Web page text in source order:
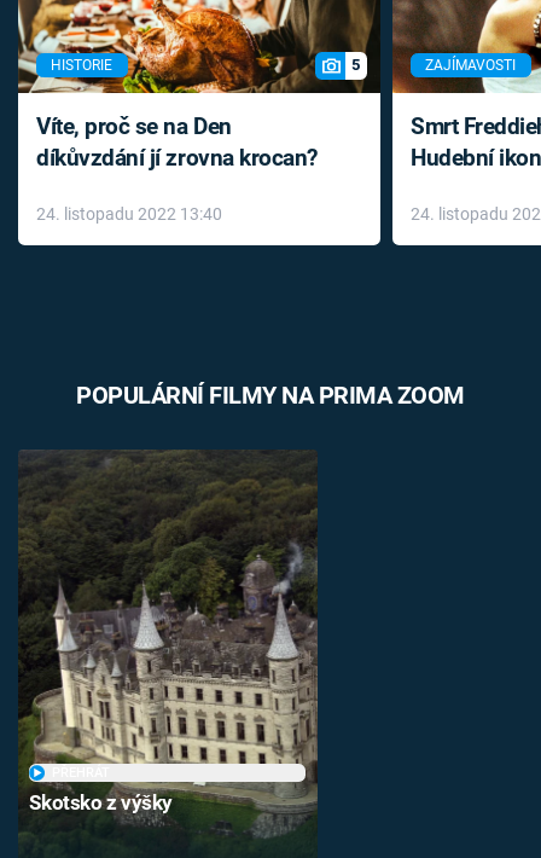
HISTORIE 5
Víte, proč se na Den
díkůvzdání jí zrovna krocan?
24. listopadu 2022 13:40
ZAJÍMAVOSTI
Smrt
Hudební
léky
24. listopadu
POPULÁRNÍ FILMY NA PRIMA ZOOM
Skotsko z výšky